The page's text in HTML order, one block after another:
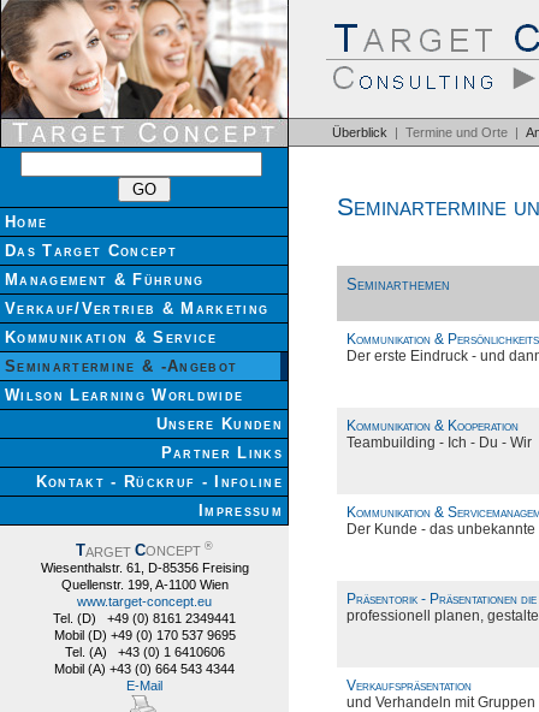
Seminartermine
Seminarthemen
Kommunikation &
Der erste Eindruck - und
Kommunikation & Kooperation
Teambuilding - Ich - Du - Wir
Kommunikation &
Der Kunde - das unbekannte
Präsentorik - Präsentationen
professionell planen,
Verkaufspräsentation
und Verhandeln mit Gruppen
Überblick | Termine und Orte |
Home
Das Target Concept
Management & Führung
Verkauf/Vertrieb & Marketing
Kommunikation & Service
Seminartermine & -Angebot
Wilson Learning Worldwide
Unsere Kunden
Partner Links
Kontakt - Rückruf - Infoline
Impressum
TARGET CONCEPT ®
Wiesenthalstr. 61, D-85356 Freising
Quellenstr. 199, A-1100 Wien
www.target-concept.eu
Tel. (D) +49 (0) 8161 2349441
Mobil (D) +49 (0) 170 537 9695
Tel. (A) +43 (0) 1 6410606
Mobil (A) +43 (0) 664 543 4344
E-Mail